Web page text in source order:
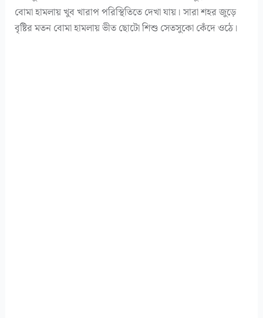
বোমা হামলায় খুব খারাপ পরিস্থিতিতে দেখা যায়। সারা শহর জুড়ে
বৃষ্টির মতন বোমা হামলায় ভীত ছোটো শিশু সেতসুকো কেঁদে ওঠে।